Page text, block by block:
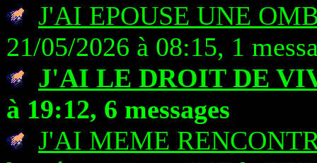
J'AI EPOUSE UNE
21/05/2026 à 08:15, 1
J'AI LE DROIT DE
à 19:12, 6 messages
J'AI MEME